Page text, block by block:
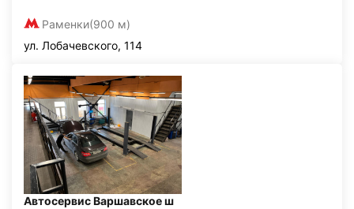
Раменки(900 м)
ул. Лобачевского, 114
Автосервис Варшавское ш